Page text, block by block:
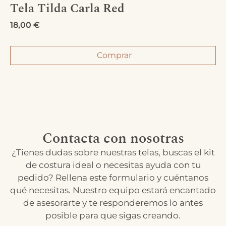
Tela Tilda Carla Red
18,00 €
Comprar
Contacta con nosotras
¿Tienes dudas sobre nuestras telas, buscas el kit
de costura ideal o necesitas ayuda con tu
pedido? Rellena este formulario y cuéntanos
qué necesitas. Nuestro equipo estará encantado
de asesorarte y te responderemos lo antes
posible para que sigas creando.